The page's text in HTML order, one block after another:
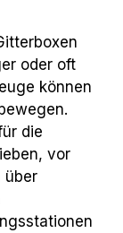
oder oft
können
die
vor
über